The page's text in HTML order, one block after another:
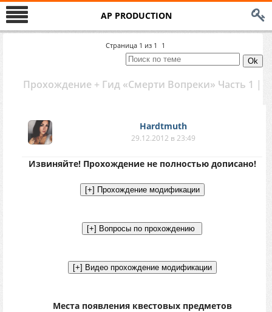
AP PRODUCTION
Страница 1 из 1 1
Прохождение + Гид «Смерти Вопреки» Часть 1 |
Hardtmuth
29.12.2012 в 23:49
Извиняйте! Прохождение не полностью дописано!
Места появления квестовых предметов